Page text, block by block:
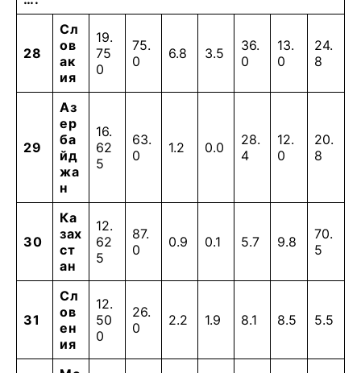
28
Сл
ов
ак
ия
19.
75
0
75.
0
6.8 3.5
36.
0
13.
0
24.
8
29
Аз
ер
ба
йд
жа
н
16.
62
5
63.
0
1.2 0.0
28.
4
12.
0
20.
8
30
Ка
зах
ст
ан
12.
62
5
87.
0
0.9 0.1 5.7 9.8
70.
5
31
Сл
ов
ен
ия
12.
50
0
26.
0
2.2 1.9 8.1 8.5 5.5